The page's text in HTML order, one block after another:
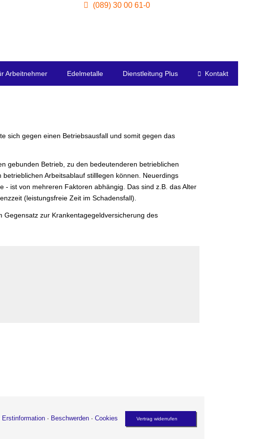
(089) 30 00 61-0
Arbeitnehmer Edelmetalle Dienstleitung Plus Kontakt
sich gegen einen Betriebsausfall und somit gegen das
gebunden Betrieb, zu den bedeutenderen betrieblichen
Arbeitsablauf stilllegen können. Neuerdings
- ist von mehreren Faktoren abhängig. Das sind z.B. das Alter
(leistungsfreie Zeit im Schadensfall).
Gegensatz zur Krankentagegeldversicherung des
Erstinformation · Beschwerden · Cookies Vertrag widerrufen